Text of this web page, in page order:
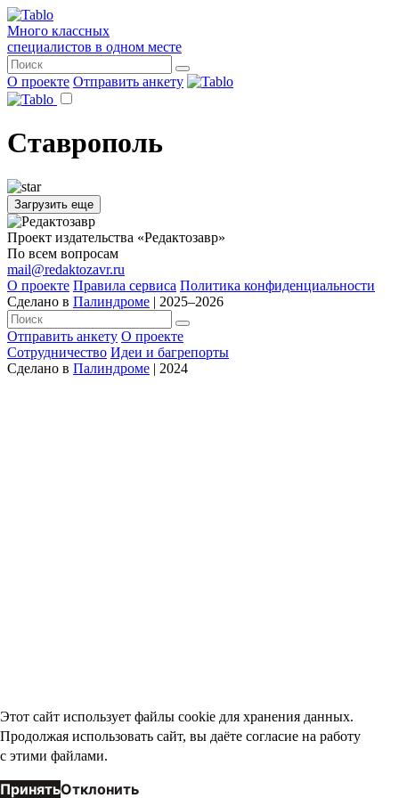
Много классных
специалистов в одном месте
О проекте Отправить анкету
Ставрополь
Загрузить еще
Проект издательства «Редактозавр»
По всем вопросам
mail@redaktozavr.ru
О проекте Правила сервиса Политика конфиденциальности
Сделано в Палиндроме | 2025–2026
Этот сайт использует файлы cookie для хранения данных.
Продолжая использовать сайт, вы даёте согласие на работу
с этими файлами.
ПринятьОтклонить
Отправить анкету О проекте
Сотрудничество Идеи и багрепорты
Сделано в Палиндроме | 2024